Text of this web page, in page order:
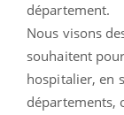
département.
Nous visons
souhaitent
hospitalier, en
départements,